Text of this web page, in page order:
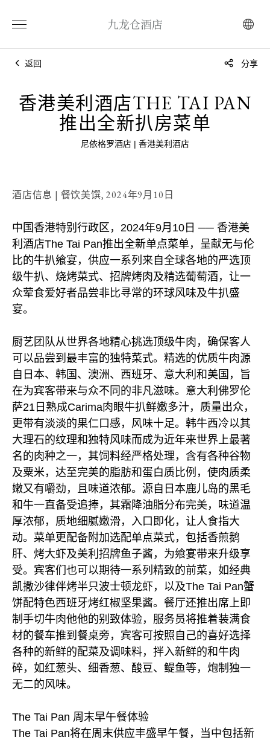
返回 分享
香港美利酒店THE TAI PAN
推出全新扒房菜单
尼依格罗酒店 | 香港美利酒店
酒店信息 | 餐饮美馔,2024年9月10日
中国香港特别行政区，2024年9月10日 ── 香港美
利酒店The Tai Pan推出全新单点菜单，呈献无与伦
比的牛扒飨宴，供应一系列来自全球各地的严选顶
级牛扒、烧烤菜式、招牌烤肉及精选葡萄酒，让一
众荤食爱好者品尝非比寻常的环球风味及牛扒盛
宴。
厨艺团队从世界各地精心挑选顶级牛肉，确保客人
可以品尝到最丰富的独特菜式。精选的优质牛肉源
自日本、韩国、澳洲、西班牙、意大利和美国，旨
在为宾客带来与众不同的非凡滋味。意大利佛罗伦
萨21日熟成Carima肉眼牛扒鲜嫩多汁，质量出众，
更带有淡淡的果仁口感，风味十足。韩牛西冷以其
大理石的纹理和独特风味而成为近年来世界上最著
名的肉种之一，其饲料经严格处理，含有各种谷物
及粟米，达至完美的脂肪和蛋白质比例，使肉质柔
嫩又有嚼劲，且味道浓郁。源自日本鹿儿岛的黑毛
和牛一直备受追捧，其霜降油脂分布完美，味道温
厚浓郁，质地细腻嫩滑，入口即化，让人食指大
动。菜单更配备附加选配单点菜式，包括香煎鹅
肝、烤大虾及美利招牌鱼子酱，为飨宴带来升级享
受。宾客们也可以期待一系列精致的前菜，如经典
凯撒沙律伴烤半只波士顿龙虾，以及The Tai Pan蟹
饼配特色西班牙烤红椒坚果酱。餐厅还推出席上即
制手切牛肉他他的别致体验，服务员将推着装满食
材的餐车推到餐桌旁，宾客可按照自己的喜好选择
各种的新鲜的配菜及调味料，拌入新鲜的和牛肉
碎，如红葱头、细香葱、酸豆、鳀鱼等，炮制独一
无二的风味。
The Tai Pan 周末早午餐体验
The Tai Pan将在周末供应丰盛早午餐，当中包括新